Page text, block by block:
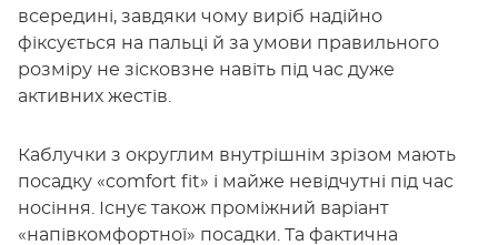
всередині, завдяки чому виріб надійно
фіксується на пальці й за умови правильного
розміру не зісковзне навіть під час дуже
активних жестів.
Каблучки з округлим внутрішнім зрізом мають
посадку «comfort fit» і майже невідчутні під час
носіння. Існує також проміжний варіант
«напівкомфортної» посадки. Та фактична